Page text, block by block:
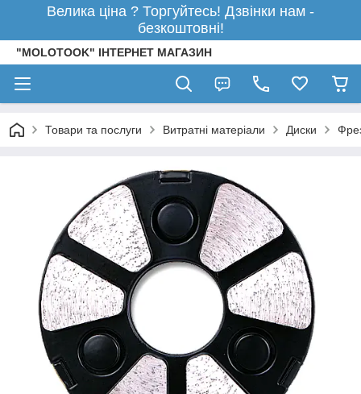
Велика ціна ? Торгуйтесь! Дзвінки нам -
безкоштовні!
"MOLOTOOK" ІНТЕРНЕТ МАГАЗИН
Товари та послуги Витратні матеріали Диски